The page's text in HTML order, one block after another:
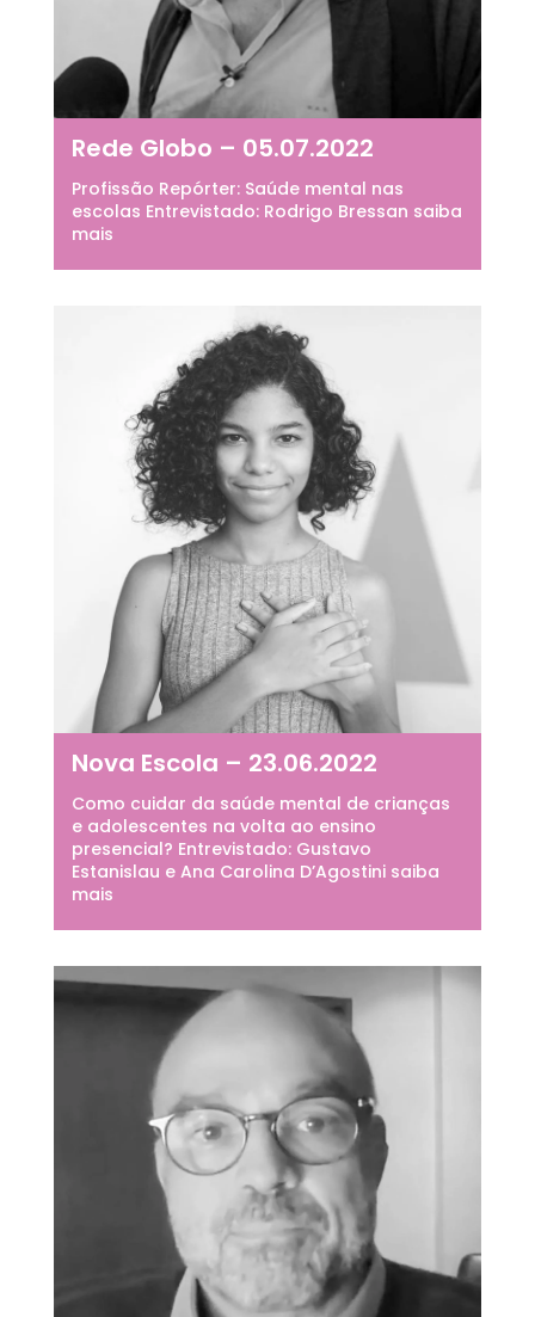
Rede Globo – 05.07.2022
Profissão Repórter: Saúde mental nas
escolas Entrevistado: Rodrigo Bressan saiba
mais
Nova Escola – 23.06.2022
Como cuidar da saúde mental de crianças
e adolescentes na volta ao ensino
presencial? Entrevistado: Gustavo
Estanislau e Ana Carolina D’Agostini saiba
mais